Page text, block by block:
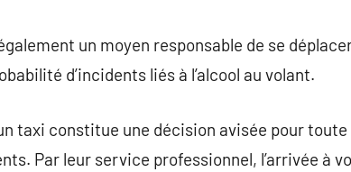
un moyen responsable de se
d’incidents liés à l’alcool au volant.
taxi constitue une décision avisée pour
Par leur service professionnel, l’arrivée à